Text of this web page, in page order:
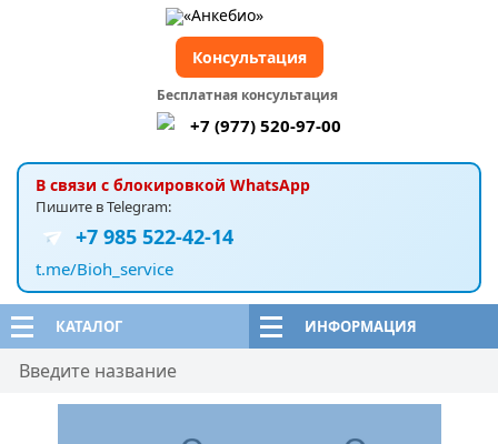
КАТАЛОГ ИНФОРМАЦИЯ
В связи с блокировкой WhatsApp
Пишите в Telegram:
+7 985 522-42-14
t.me/Bioh_service
Бесплатная консультация
+7 (977) 520-97-00
Консультация